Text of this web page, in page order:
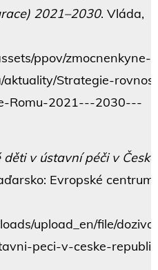
2021–2030. Vláda,
ppov/zmocnenkyne-
Strategie-
Romu-2021---2030---
v ústavní péči v České
Evropské centrum
upload_en/file/
peci-v-ceske-